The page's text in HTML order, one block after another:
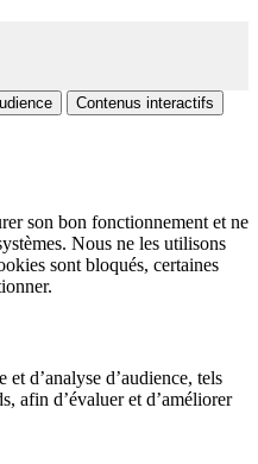
Contenus interactifs
son bon fonctionnement et ne
Nous ne les utilisons
sont bloqués, certaines
d’analyse d’audience, tels
afin d’évaluer et d’améliorer